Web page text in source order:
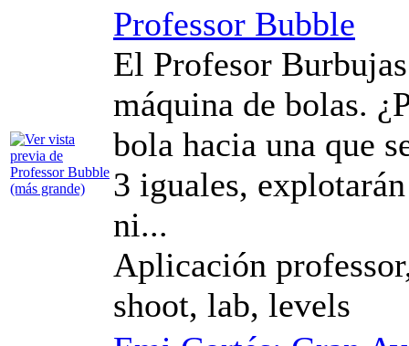
Professor Bubble
El Profesor
máquina de bolas.
bola hacia una que
3 iguales,
ni...
Aplicación
shoot, lab, levels